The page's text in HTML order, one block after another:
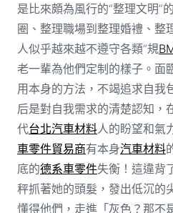
是比來頗為風行的“整理文明”
圈、整理職場到整理婚禮、
人似乎越來越不遵守各類“規
老一輩為他們定制的樣子。面
用本身的方法，不竭追求自我
后是對自我需求的清楚認知，
代台北汽車材料人的盼望和氣
車零件貿易商有本身汽車材料
底的德系車零件失衡！這違背
秤抓著她的頭髮，發出低沉的
懂得他們，走進「灰色？那不